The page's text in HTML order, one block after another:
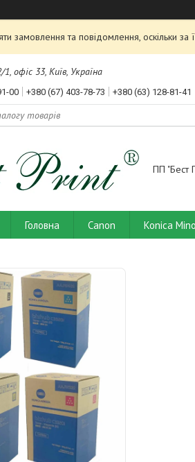
замовлення та повідомлення, оскільки
офіс 33, Київ, Україна
00 +380 (67) 403-78-73 +380 (63) 128-81-41
ПП "Бест
Головна Canon Konica